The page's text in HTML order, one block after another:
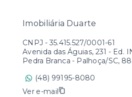
Imobiliária Duarte
CNPJ - 35.415.527/0001-61
Avenida das Águias, 231 - Ed.
Pedra Branca - Palhoça/SC,
(48) 99195-8080
Ver e-mail